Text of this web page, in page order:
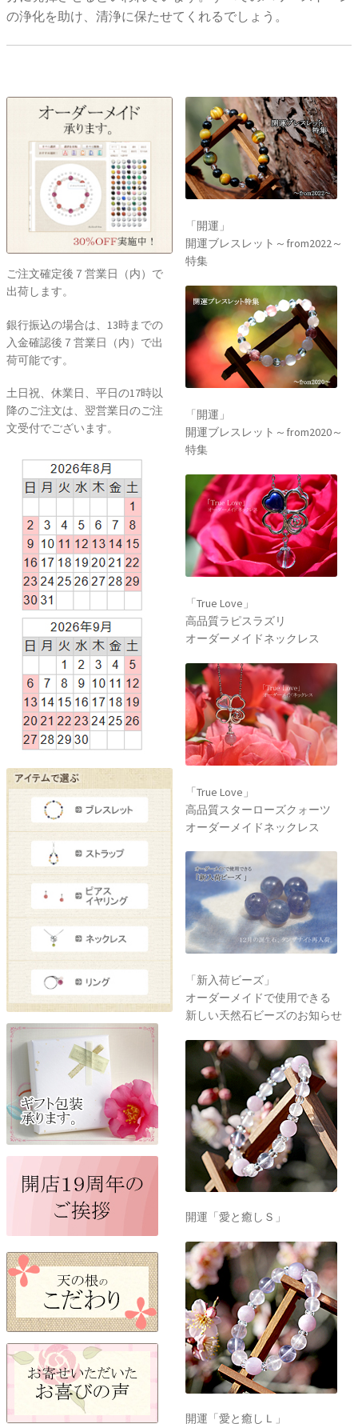
の浄化を助け、清浄に保たせてくれるでしょう。
ご注文確定後７営業日（内）で
出荷します。
銀行振込の場合は、13時までの
入金確認後７営業日（内）で出
荷可能です。
土日祝、休業日、平日の17時以
降のご注文は、翌営業日のご注
文受付でございます。
「開運」
開運ブレスレット～from2022～
特集
「開運」
開運ブレスレット～from2020～
特集
「True Love」
高品質ラピスラズリ
オーダーメイドネックレス
「True Love」
高品質スターローズクォーツ
オーダーメイドネックレス
「新入荷ビーズ」
オーダーメイドで使用できる
新しい天然石ビーズのお知らせ
開運「愛と癒しＳ」
開運「愛と癒しＬ」